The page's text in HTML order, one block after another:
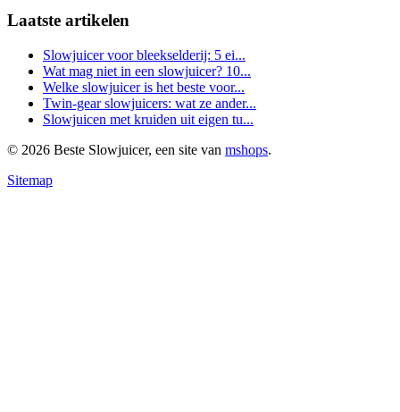
Laatste artikelen
Slowjuicer voor bleekselderij: 5 ei...
Wat mag niet in een slowjuicer? 10...
Welke slowjuicer is het beste voor...
Twin-gear slowjuicers: wat ze ander...
Slowjuicen met kruiden uit eigen tu...
© 2026 Beste Slowjuicer, een site van mshops.
Sitemap